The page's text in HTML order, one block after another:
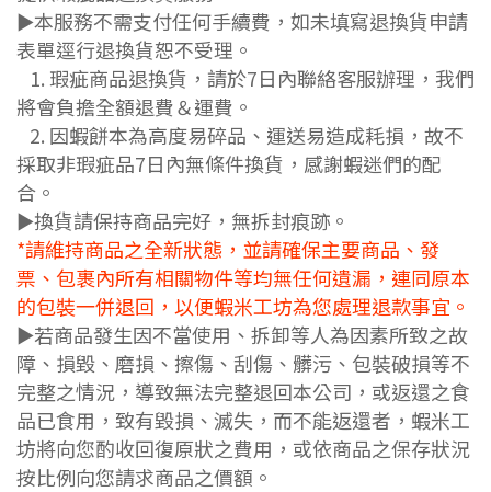
►本服務不需支付任何手續費，如未填寫退換貨申請
表單逕行退換貨恕不受理。
1. 瑕疵商品退換貨，請於7日內聯絡客服辦理，我們
將會負擔全額退費＆運費。
2. 因蝦餅本為高度易碎品、運送易造成耗損，故不
採取非瑕疵品7日內無條件換貨，感謝蝦迷們的配
合。
►換貨請保持商品完好，無拆封痕跡。
*請維持商品之全新狀態，並請確保主要商品、發
票、包裹內所有相關物件等均無任何遺漏， 連同原本
的包裝一併退回，以便蝦米工坊為您處理退款事宜。
►若商品發生因不當使用、拆卸等人為因素所致之故
障、損毀、磨損、擦傷、刮傷、髒污、包裝破損等不
完整之情況，導致無法完整退回本公司，或返還之食
品已食用，致有毀損、滅失，而不能返還者，蝦米工
坊將向您酌收回復原狀之費用，或依商品之保存狀況
按比例向您請求商品之價額。